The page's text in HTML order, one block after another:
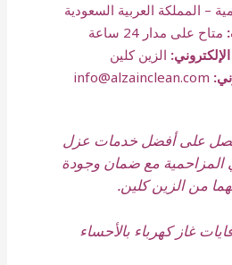
– المملكة العربية السعودية
متاح على مدار 24 ساعة
الزين كلين
info@alzainclean.com
على أفضل خدمات عزل
المزاحمية مع ضمان وجودة
من الزين كلين.
غاز كهرباء بالأحساء